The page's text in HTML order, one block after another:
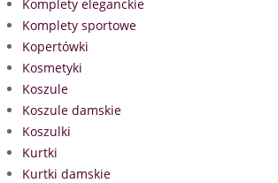
Komplety eleganckie
Komplety sportowe
Kopertówki
Kosmetyki
Koszule
Koszule damskie
Koszulki
Kurtki
Kurtki damskie